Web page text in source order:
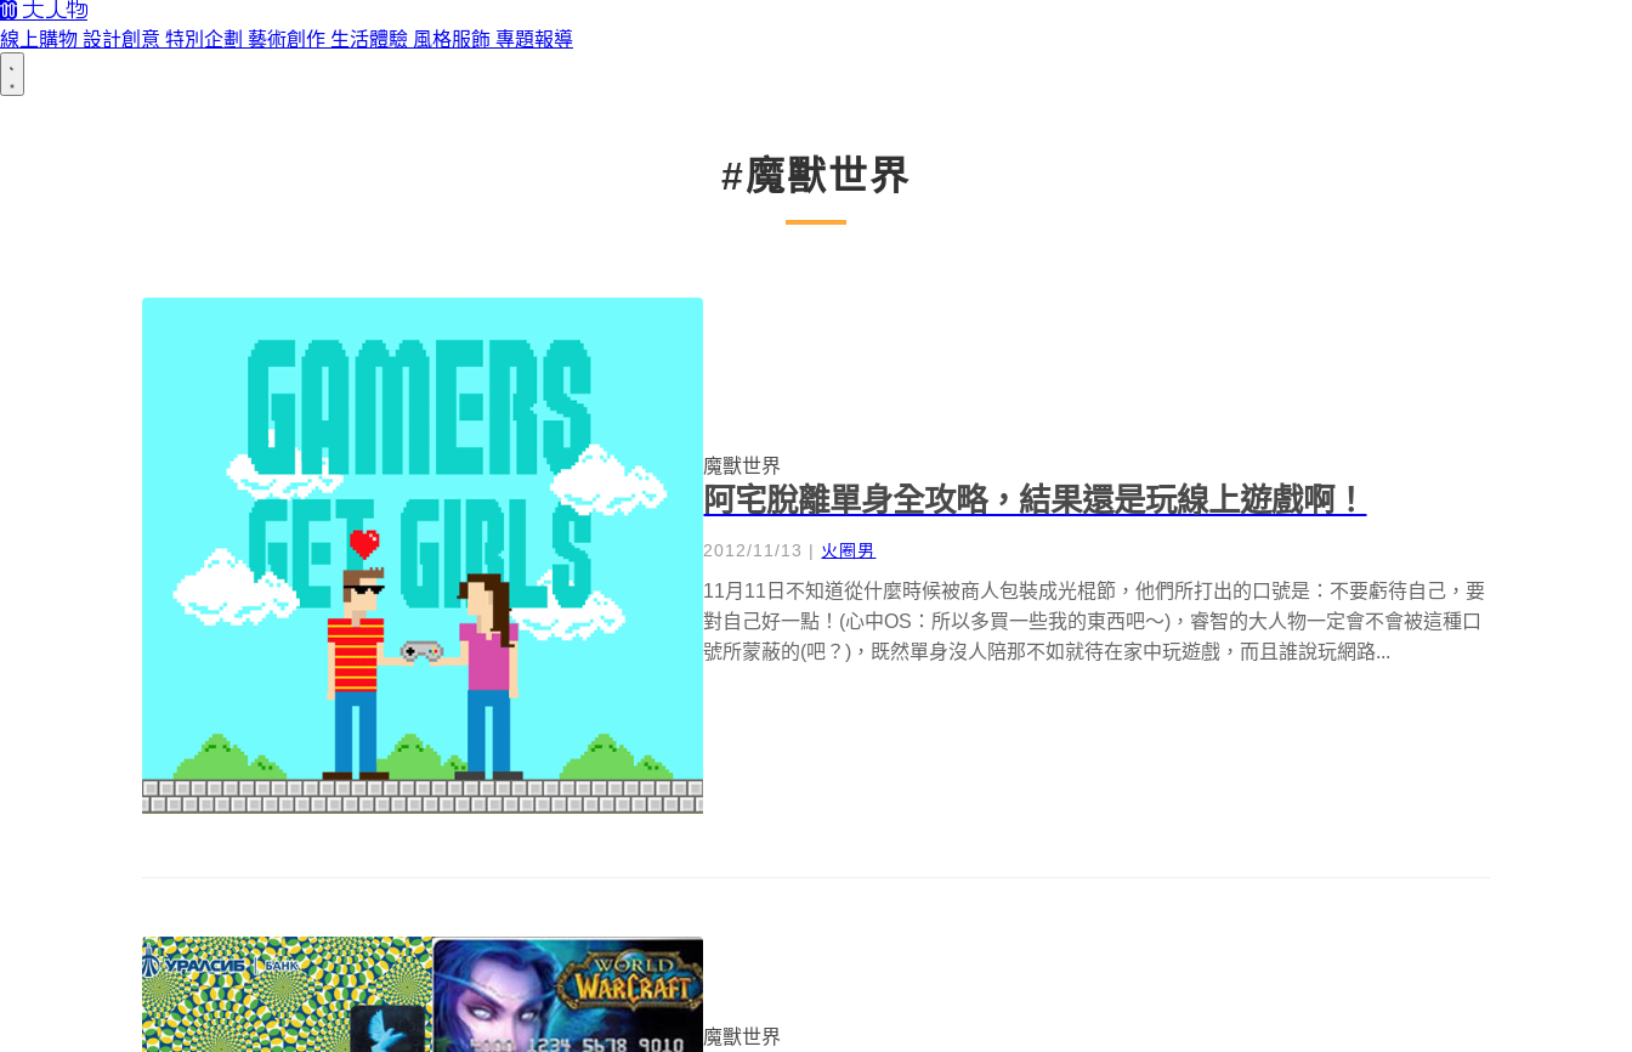
線上購物 設計創意 特別企劃 藝術創作 生活體驗 風格服飾 專題報導
#魔獸世界
魔獸世界
阿宅脫離單身全攻略，結果還是玩線上遊戲啊！
2012/11/13 | 火圈男
11月11日不知道從什麼時候被商人包裝成光棍節，他們所打出的口號是：不要虧待自己，要
對自己好一點！(心中OS：所以多買一些我的東西吧～)，睿智的大人物一定會不會被這種口
號所蒙蔽的(吧？)，既然單身沒人陪那不如就待在家中玩遊戲，而且誰說玩網路...
魔獸世界